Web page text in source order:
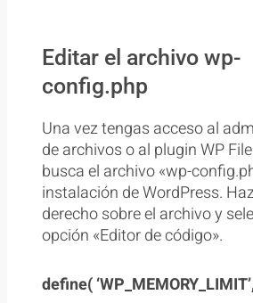
Editar el archivo wp-
config.php
Una vez tengas acceso al
de archivos o al plugin WP
busca el archivo «wp-
instalación de WordPress.
derecho sobre el archivo y
opción «Editor de código».
define(